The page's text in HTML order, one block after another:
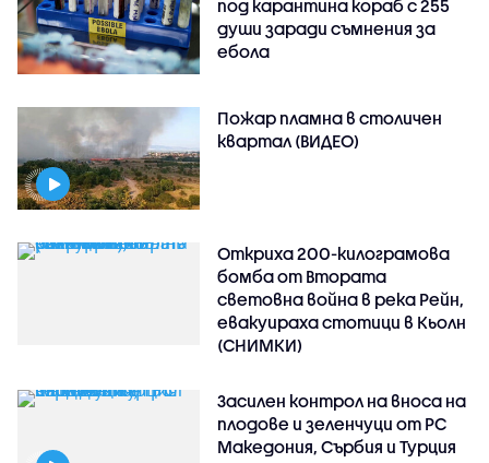
под карантина кораб с 255
души заради съмнения за
ебола
Пожар пламна в столичен
квартал (ВИДЕО)
Откриха 200-килограмова
бомба от Втората
световна война в река Рейн,
евакуираха стотици в Кьолн
(СНИМКИ)
Засилен контрол на вноса на
плодове и зеленчуци от РС
Македония, Сърбия и Турция